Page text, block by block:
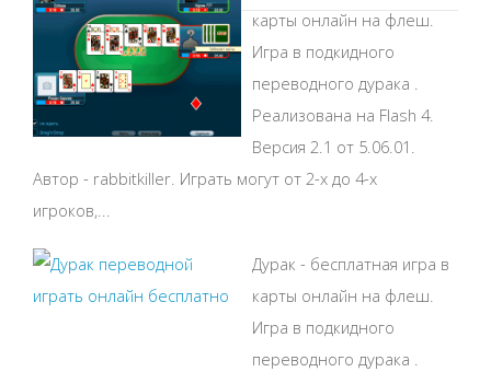
карты онлайн на флеш.
Игра в подкидного
переводного дурака .
Реализована на Flash 4.
Версия 2.1 от 5.06.01.
Автор - rabbitkiller. Играть могут от 2-х до 4-х
игроков,...
Дурак - бесплатная игра в
карты онлайн на флеш.
Игра в подкидного
переводного дурака .